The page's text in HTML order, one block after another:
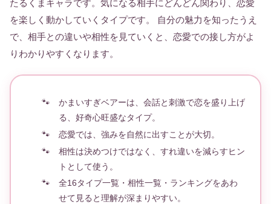
たるくまキャラです。気になる相手にどんどん関わり、恋愛
を楽しく動かしていくタイプです。 自分の魅力を知ったうえ
で、相手との違いや相性を見ていくと、恋愛での接し方がよ
りわかりやすくなります。
かまいすぎベアーは、会話と刺激で恋を盛り上げ
る、好奇心旺盛なタイプ。
恋愛では、強みを自然に出すことが大切。
相性は決めつけではなく、すれ違いを減らすヒン
トとして使う。
全16タイプ一覧・相性一覧・ランキングをあわ
せて見ると理解が深まりやすい。